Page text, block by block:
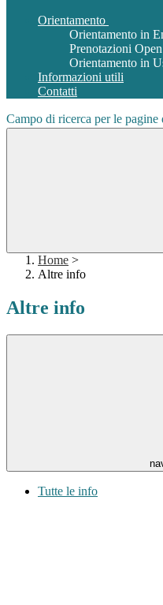
Orientamento
Orientamento in
Prenotazioni
Orientamento in
Informazioni utili
Contatti
Campo di ricerca per le pagine
Home >
Altre info
Altre info
Tutte le info